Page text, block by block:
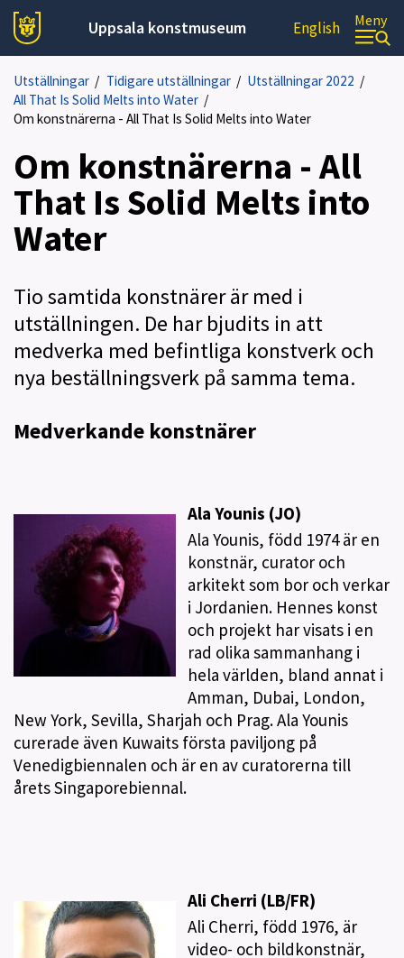
Uppsala konstmuseum English Meny
Utställningar / Tidigare utställningar/ Utställningar 2022 /
All That Is Solid Melts into Water /
Om konstnärerna - All That Is Solid Melts into Water
Om konstnärerna - All
That Is Solid Melts into
Water
Tio samtida konstnärer är med i
utställningen. De har bjudits in att
medverka med befintliga konstverk och
nya beställningsverk på samma tema.
Medverkande konstnärer
Ala Younis (JO)
Ala Younis, född 1974 är en
konstnär, curator och
arkitekt som bor och verkar
i Jordanien. Hennes konst
och projekt har visats i en
rad olika sammanhang i
hela världen, bland annat i
Amman, Dubai, London,
New York, Sevilla, Sharjah och Prag. Ala Younis
curerade även Kuwaits första paviljong på
Venedigbiennalen och är en av curatorerna till
årets Singaporebiennal.
Ali Cherri (LB/FR)
Ali Cherri, född 1976, är
video- och bildkonstnär,